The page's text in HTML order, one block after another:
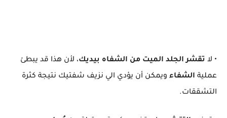
• لا تقشر الجلد الميت من الشفاه بيديك، لأن هذا قد يبطئ
عملية الشفاء ويمكن أن يؤدي الي نزيف شفتيك نتيجة كثرة
التشققات.